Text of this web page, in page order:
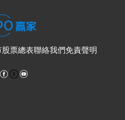
股票總表聯絡我們免責聲明
Facebook